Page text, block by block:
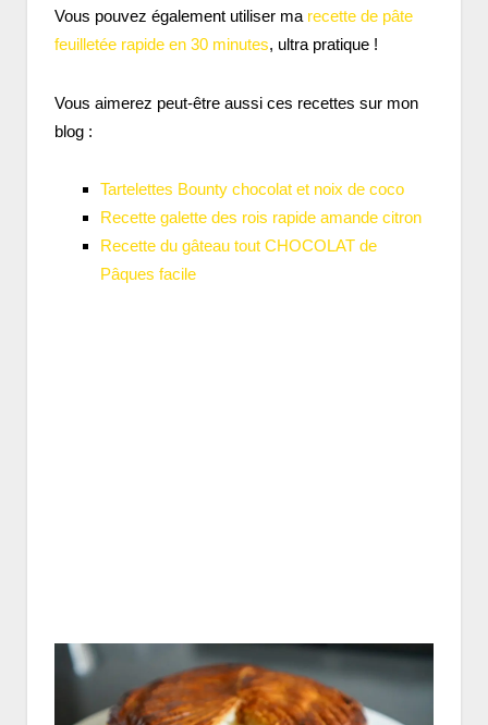
Vous pouvez également utiliser ma recette de pâte
feuilletée rapide en 30 minutes, ultra pratique !
Vous aimerez peut-être aussi ces recettes sur mon
blog :
Tartelettes Bounty chocolat et noix de coco
Recette galette des rois rapide amande citron
Recette du gâteau tout CHOCOLAT de
Pâques facile